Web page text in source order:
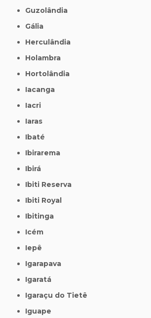
Guzolândia
Gália
Herculândia
Holambra
Hortolândia
Iacanga
Iacri
Iaras
Ibaté
Ibirarema
Ibirá
Ibiti Reserva
Ibiti Royal
Ibitinga
Icém
Iepê
Igarapava
Igaratá
Igaraçu do Tietê
Iguape